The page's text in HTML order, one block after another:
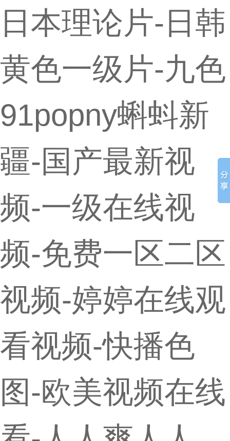
日本理论片-日韩
黄色一级片-九色
91popny蝌蚪新
疆-国产最新视
频-一级在线视
频-免费一区二区
视频-婷婷在线观
看视频-快播色
图-欧美视频在线